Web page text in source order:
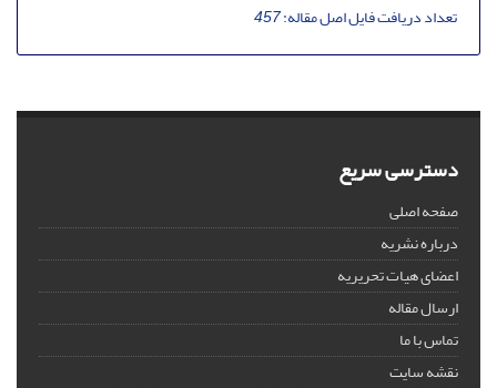
تعداد دریافت فایل اصل مقاله:457
دسترسی سریع
صفحه اصلی
درباره نشریه
اعضای هیات تحریریه
ارسال مقاله
تماس با ما
نقشه سایت